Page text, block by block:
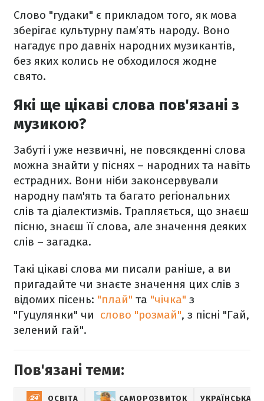
Слово "гудаки" є прикладом того, як мова
зберігає культурну пам’ять народу. Воно
нагадує про давніх народних музикантів,
без яких колись не обходилося жодне
свято.
Які ще цікаві слова пов'язані з
музикою?
Забуті і уже незвичні, не повсякденні слова
можна знайти у піснях – народних та навіть
естрадних. Вони ніби законсервували
народну пам'ять та багато регіональних
слів та діалектизмів. Трапляється, що знаєш
пісню, знаєш її слова, але значення деяких
слів – загадка.
Такі цікаві слова ми писали раніше, а ви
пригадайте чи знаєте значення цих слів з
відомих пісень: "плай" та "чічка" з
"Гуцулянки" чи слово "розмай", з пісні "Гай,
зелений гай".
Пов'язані теми:
ОСВІТА САМОРОЗВИТОК УКРАЇНСЬКА